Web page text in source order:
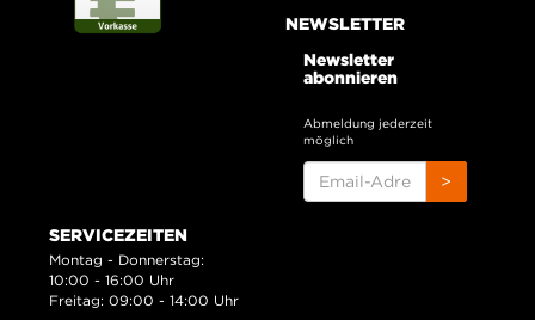
NEWSLETTER
Newsletter
abonnieren
Abmeldung jederzeit
möglich
EMAIL-
ADRESSE
>
SERVICEZEITEN
Montag - Donnerstag:
10:00 - 16:00 Uhr
Freitag: 09:00 - 14:00 Uhr